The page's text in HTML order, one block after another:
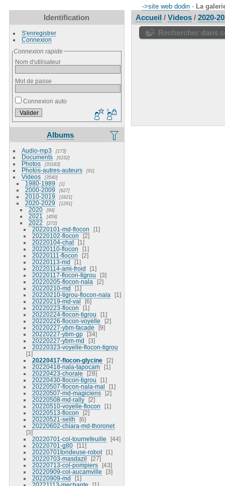
->site web dodin - La
Identification
S'enregistrer
Connexion
Connexion rapide
Nom d'utilisateur
Mot de passe
Connexion auto
Albums
Audio-mp3 173
Documents 6152
Photos 33183
Photos-autres-auteurs 91
Videos 3540
1980-1989 1
2000-2009 627
2010-2019 1621
2020-2029 1291
2020 84
2021 459
2022 272
20220101-md-flocon
1
20220102-flocon
2
20220104-chat
1
20220110-flocon
1
20220111-flocon
2
20220113-md
1
20220114-ami-froid
1
20220117-flocon-tigrou
3
20220205-flocon-nala
2
20220210-md
1
20220210-tigrou-flocon-nala
1
20220219-md-val
6
20220223-flocon
1
20220224-flocon-tigrou
1
20220226-flocon-voyelle
2
20220227-ybm-facade
9
20220227-ybm-gp
34
20220227-ybm-md
3
20220323-voyelle-flocon-tigrou
1
20220417-flocon-glycine
2
20220418-nala-tapocam
1
20220423-chorale
28
20220430-flocon-tigrou
1
20220507-flocon-nala-mal
1
20220507-md-magiciens
2
20220508-md-rally
2
20220510-voyelle-flocon
1
20220513-flocon
2
20220521-seilh
6
20220602-chiara-md-thoronet
3
20220701-col-tournefeuille
44
20220701-g80
11
20220701tondeuse-robot
1
20220703-masdazil
27
20220713-col-pompiers
43
20220909-col-aucamville
3
20220909-md
1
Accueil/ Videos/ 2020-
Rechercher dans